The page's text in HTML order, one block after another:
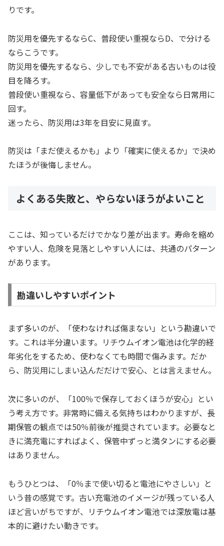
りです。
防災用を優先するならC、普段使い重視ならD、で分ける
ならこうです。
防災用を優先するなら、少しでも不安がある古いものは役
目を降ろす。
普段使い重視なら、容量低下があっても安全なら日常用に
回す。
迷ったら、防災用は3年を目安に見直す。
防災は「まだ使えるかも」より「確実に使えるか」で決め
たほうが後悔しません。
よくある失敗と、やらないほうがよいこと
ここは、知っているだけでかなり差が出ます。寿命を縮め
やすい人、危険を見落としやすい人には、共通のパターン
があります。
勘違いしやすいポイント
まず多いのが、「使わなければ傷まない」という勘違いで
す。これは半分違います。リチウムイオン電池は化学的経
年劣化をするため、使わなくても時間で傷みます。だか
ら、防災用にしまい込んだだけで安心、とは言えません。
次に多いのが、「100％で保存しておくほうが安心」とい
う考え方です。非常時に備える気持ちはわかりますが、長
期保管の観点では50％前後が推奨されています。必要なと
きに満充電にすればよく、保管中ずっと満タンにする必要
はありません。
もうひとつは、「0％まで使い切ると電池にやさしい」と
いう昔の感覚です。古い充電池のイメージが残っている人
ほど言いがちですが、リチウムイオン電池では深放電は基
本的に避けたい動きです。